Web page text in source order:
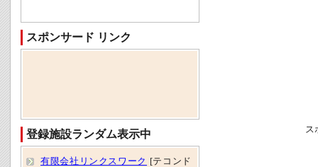
ス
スポンサード リンク
登録施設ランダム表示中
有限会社リンクスワーク
[テコンド